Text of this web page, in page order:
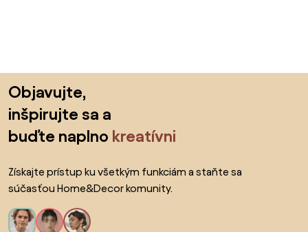
Objavujte,
inšpirujte sa a
buďte naplno kreatívni
Získajte prístup ku všetkým funkciám a staňte sa
súčasťou Home&Decor komunity.